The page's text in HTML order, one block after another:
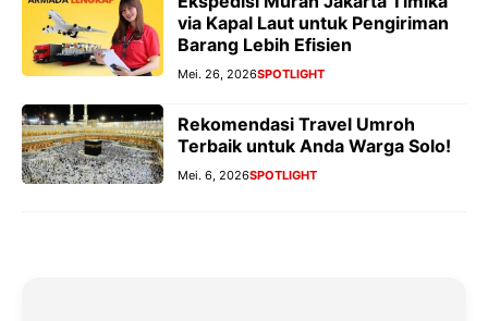
via Kapal Laut untuk Pengiriman
Barang Lebih Efisien
Mei. 26, 2026SPOTLIGHT
Rekomendasi Travel Umroh
Terbaik untuk Anda Warga Solo!
Mei. 6, 2026SPOTLIGHT